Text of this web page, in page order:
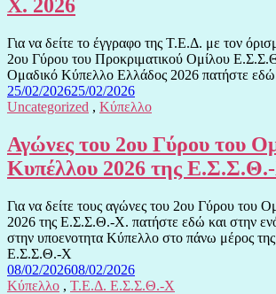
Χ. 2026
Για να δείτε το έγγραφο της Τ.Ε.Δ. με τον
2ου Γύρου του Προκριματικού Ομίλου
Ομαδικό Κύπελλο Ελλάδος 2026 πατήστε εδώ
25/02/202625/02/2026
Uncategorized , Κύπελλο
Αγώνες του 2ου Γύρου του
Κυπέλλου 2026 της
Για να δείτε τους αγώνες του 2ου Γύρου του
2026 της Ε.Σ.Σ.Θ.-Χ. πατήστε εδώ και στην
στην υποενοτητα Κύπελλο στο πάνω μέρος της
Ε.Σ.Σ.Θ.-Χ
08/02/202608/02/2026
Κύπελλο , Τ.Ε.Δ. Ε.Σ.Σ.Θ.-Χ